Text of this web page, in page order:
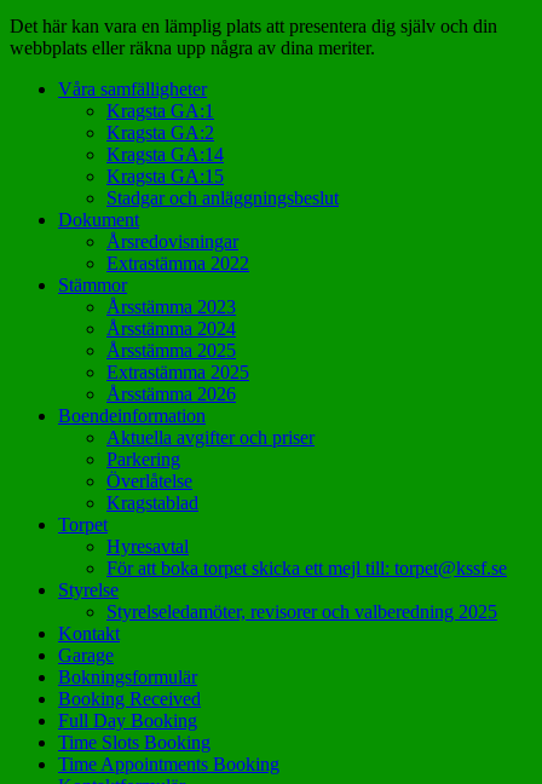
Det här kan vara en lämplig plats att presentera dig själv och din
webbplats eller räkna upp några av dina meriter.
Våra samfälligheter
Kragsta GA:1
Kragsta GA:2
Kragsta GA:14
Kragsta GA:15
Stadgar och anläggningsbeslut
Dokument
Årsredovisningar
Extrastämma 2022
Stämmor
Årsstämma 2023
Årsstämma 2024
Årsstämma 2025
Extrastämma 2025
Årsstämma 2026
Boendeinformation
Aktuella avgifter och priser
Parkering
Överlåtelse
Kragstablad
Torpet
Hyresavtal
För att boka torpet skicka ett mejl till: torpet@kssf.se
Styrelse
Styrelseledamöter, revisorer och valberedning 2025
Kontakt
Garage
Bokningsformulär
Booking Received
Full Day Booking
Time Slots Booking
Time Appointments Booking